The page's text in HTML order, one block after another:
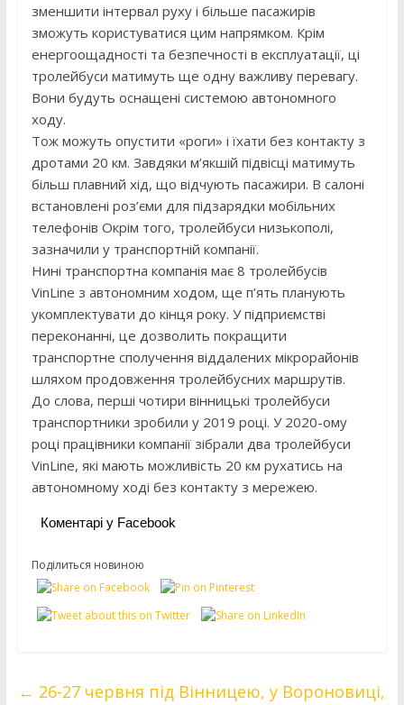
зменшити інтервал руху і більше пасажирів
зможуть користуватися цим напрямком. Крім
енергоощадності та безпечності в експлуатації, ці
тролейбуси матимуть ще одну важливу перевагу.
Вони будуть оснащені системою автономного
ходу.
Тож можуть опустити «роги» і їхати без контакту з
дротами 20 км. Завдяки м’якшій підвісці матимуть
більш плавний хід, що відчують пасажири. В салоні
встановлені роз’єми для підзарядки мобільних
телефонів Окрім того, тролейбуси низькополі,
зазначили у транспортній компанії.
Нині транспортна компанія має 8 тролейбусів
VinLine з автономним ходом, ще п’ять планують
укомплектувати до кінця року. У підприємстві
переконанні, це дозволить покращити
транспортне сполучення віддалених мікрорайонів
шляхом продовження тролейбусних маршрутів.
До слова, перші чотири вінницькі тролейбуси
транспортники зробили у 2019 році. У 2020-ому
році працівники компанії зібрали два тролейбуси
VinLine, які мають можливість 20 км рухатись на
автономному ході без контакту з мережею.
Коментарі у Facebook
Поділиться новиною
← 26-27 червня під Вінницею, у Вороновиці,